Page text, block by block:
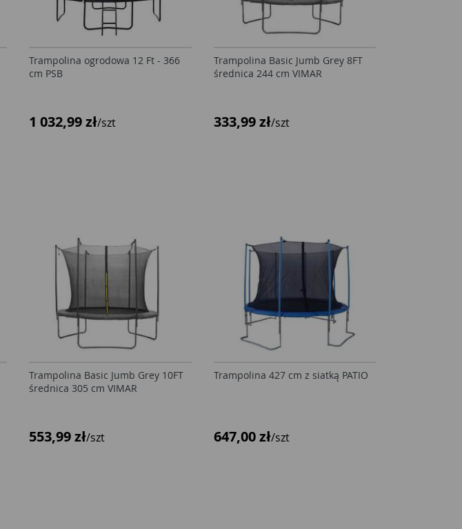
Trampolina ogrodowa 12 Ft - 366
cm PSB
1 032,99 zł/szt
Trampolina Basic Jumb Grey 8FT
średnica 244 cm VIMAR
333,99 zł/szt
Trampolina Basic Jumb Grey 10FT
średnica 305 cm VIMAR
553,99 zł/szt
Trampolina 427 cm z siatką PATIO
647,00 zł/szt